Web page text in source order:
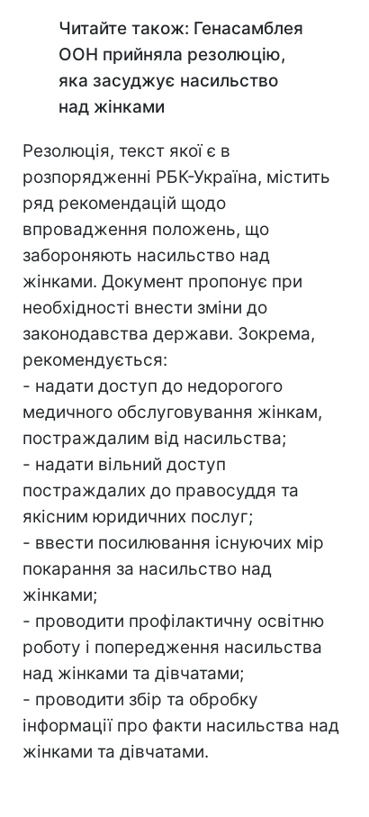
Читайте також: Генасамблея
ООН прийняла резолюцію,
яка засуджує насильство
над жінками
Резолюція, текст якої є в
розпорядженні РБК-Україна, містить
ряд рекомендацій щодо
впровадження положень, що
забороняють насильство над
жінками. Документ пропонує при
необхідності внести зміни до
законодавства держави. Зокрема,
рекомендується:
- надати доступ до недорогого
медичного обслуговування жінкам,
постраждалим від насильства;
- надати вільний доступ
постраждалих до правосуддя та
якісним юридичних послуг;
- ввести посилювання існуючих мір
покарання за насильство над
жінками;
- проводити профілактичну освітню
роботу і попередження насильства
над жінками та дівчатами;
- проводити збір та обробку
інформації про факти насильства над
жінками та дівчатами.